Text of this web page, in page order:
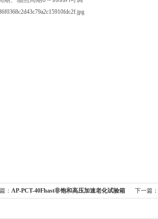
： AP-PCT-40Fhast非饱和高压加速老化试验箱 下一篇：